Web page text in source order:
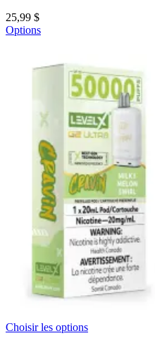
25,99 $
Options
Choisir les options